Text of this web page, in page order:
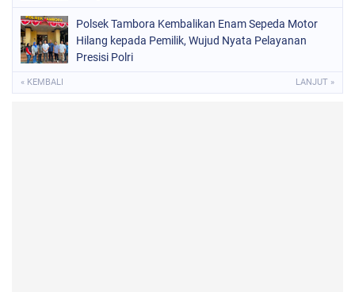
Polsek Tambora Kembalikan Enam Sepeda Motor
Hilang kepada Pemilik, Wujud Nyata Pelayanan
Presisi Polri
« KEMBALI LANJUT »